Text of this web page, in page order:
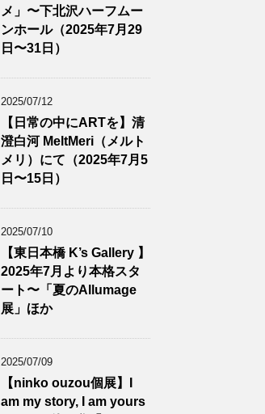
メ」〜下北沢ハーフムー
ンホール（2025年7月29
日〜31日）
2025/07/12
【日常の中にARTを】清
澄白河 MeltMeri（メルト
メリ）にて（2025年7月5
日〜15日）
2025/07/10
【東日本橋 K’s Gallery 】
2025年7月より本格スタ
ート〜「夏のAllumage
展」ほか
2025/07/09
【ninko ouzou個展】I
am my story, I am yours